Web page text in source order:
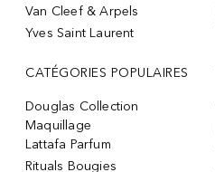
Van Cleef & Arpels
Yves Saint Laurent
CATÉGORIES POPULAIRES
Douglas Collection
Maquillage
Lattafa Parfum
Rituals Bougies